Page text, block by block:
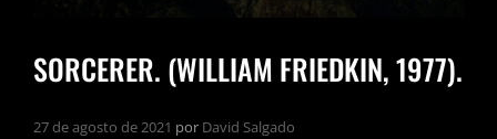
SORCERER. (WILLIAM FRIEDKIN, 1977).
27 de agosto de 2021 por David Salgado